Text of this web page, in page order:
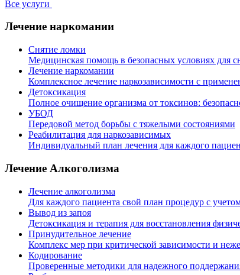
Все услуги
Лечение наркомании
Снятие ломки
Медицинская помощь в безопасных условиях для
Лечение наркомании
Комплексное лечение наркозависимости с
Детоксикация
Полное очищение организма от токсинов:
УБОД
Передовой метод борьбы с тяжелыми состояниями
Реабилитация для наркозависимых
Индивидуальный план лечения для каждого
Лечение Алкоголизма
Лечение алкоголизма
Для каждого пациента свой план процедур с
Вывод из запоя
Детоксикация и терапия для восстановления
Принудительное лечение
Комплекс мер при критической зависимости и
Кодирование
Проверенные методики для надежного